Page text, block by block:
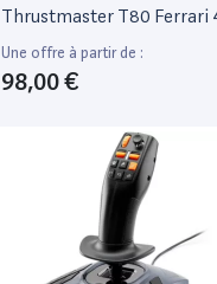
Thrustmaster T80 Ferrari
Gtb Edition
Une offre à partir de :
98,00 €